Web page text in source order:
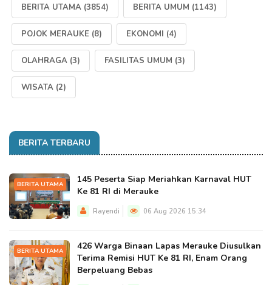
BERITA UTAMA (3854) BERITA UMUM (1143)
POJOK MERAUKE (8) EKONOMI (4)
OLAHRAGA (3) FASILITAS UMUM (3)
WISATA (2)
BERITA TERBARU
BERITA UTAMA
145 Peserta Siap Meriahkan Karnaval HUT
Ke 81 RI di Merauke
Rayendi 06 Aug 2026 15:34
BERITA UTAMA
426 Warga Binaan Lapas Merauke Diusulkan
Terima Remisi HUT Ke 81 RI, Enam Orang
Berpeluang Bebas